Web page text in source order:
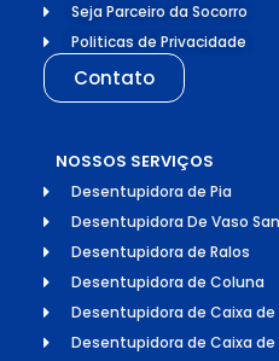
Seja Parceiro da Socorro
Politicas de Privacidade
Contato
NOSSOS SERVIÇOS
Desentupidora de Pia
Desentupidora De Vaso
Desentupidora de Ralos
Desentupidora de Coluna
Desentupidora de Caixa de
Desentupidora de Caixa de